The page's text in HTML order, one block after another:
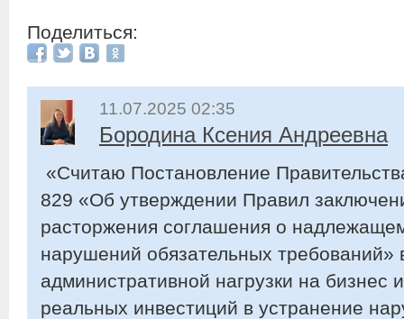
Поделиться:
11.07.2025 02:35
Бородина Ксения Андреевна
«Считаю Постановление
829 «Об утверждении Правил
расторжения соглашения о
нарушений обязательных
административной нагрузки на бизнес
реальных инвестиций в устранение